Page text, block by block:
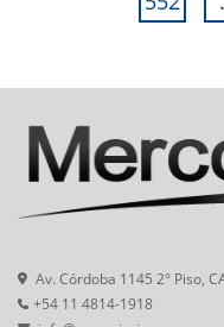
Av. Córdoba 1145 2° Piso,
+54 11 4814-1918